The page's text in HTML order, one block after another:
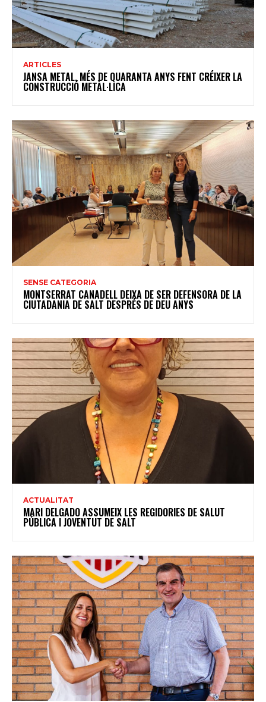
ARTICLES
JANSA METAL, MÉS DE QUARANTA ANYS FENT CRÉIXER LA
CONSTRUCCIÓ METÀL·LICA
SENSE CATEGORIA
MONTSERRAT CANADELL DEIXA DE SER DEFENSORA DE LA
CIUTADANIA DE SALT DESPRÉS DE DEU ANYS
ACTUALITAT
MARI DELGADO ASSUMEIX LES REGIDORIES DE SALUT
PÚBLICA I JOVENTUT DE SALT